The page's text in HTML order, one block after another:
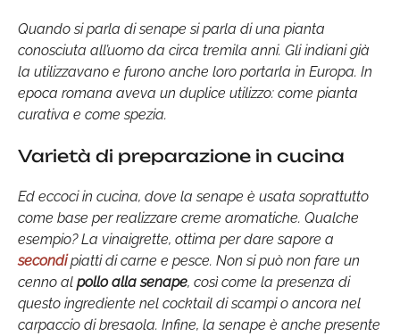
Quando si parla di senape si parla di una pianta
conosciuta all’uomo da circa tremila anni. Gli indiani già
la utilizzavano e furono anche loro portarla in Europa. In
epoca romana aveva un duplice utilizzo: come pianta
curativa e come spezia.
Varietà di preparazione in cucina
Ed eccoci in cucina, dove la senape è usata soprattutto
come base per realizzare creme aromatiche. Qualche
esempio? La vinaigrette, ottima per dare sapore a
secondipiatti di carne e pesce. Non si può non fare un
cenno al pollo alla senape, così come la presenza di
questo ingrediente nel cocktail di scampi o ancora nel
carpaccio di bresaola. Infine, la senape è anche presente